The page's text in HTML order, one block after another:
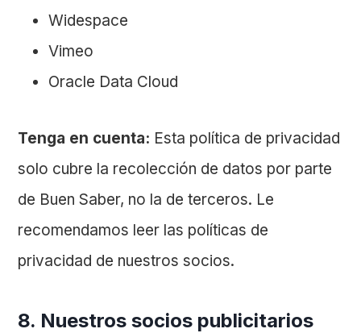
Widespace
Vimeo
Oracle Data Cloud
Tenga en cuenta: Esta política de privacidad
solo cubre la recolección de datos por parte
de Buen Saber, no la de terceros. Le
recomendamos leer las políticas de
privacidad de nuestros socios.
8. Nuestros socios publicitarios